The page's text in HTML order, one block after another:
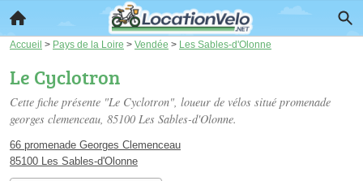
Accueil > Pays de la Loire > Vendée > Les Sables-d'Olonne
Le Cyclotron
Cette fiche présente "Le Cyclotron", loueur de vélos situé promenade
georges clemenceau, 85100 Les Sables-d'Olonne.
66 promenade Georges Clemenceau
85100 Les Sables-d'Olonne